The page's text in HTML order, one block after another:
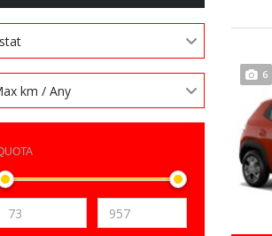
km / Any
6